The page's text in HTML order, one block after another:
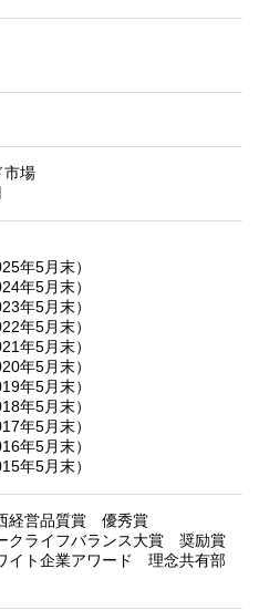
市場
年5月末）
年5月末）
年5月末）
年5月末）
年5月末）
年5月末）
年5月末）
年5月末）
年5月末）
年5月末）
年5月末）
経営品質賞 優秀賞
ライフバランス大賞 奨励賞
ト企業アワード 理念共有部